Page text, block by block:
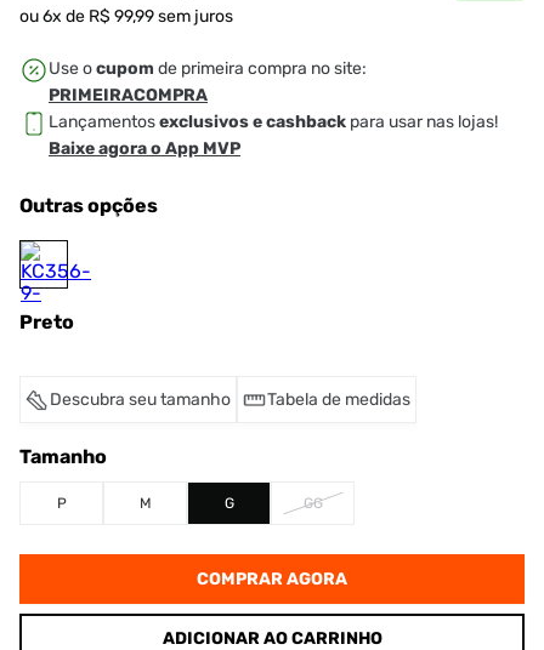
ou6x de R$ 99,99sem juros
Use ocupom de primeira compra no site:
PRIMEIRACOMPRA
Lançamentosexclusivos e cashback para usar nas lojas!
Baixe agora o App MVP
Outras opções
Preto
Descubra seu tamanho Tabela de medidas
Tamanho
P M G GG
COMPRAR AGORA
ADICIONAR AO CARRINHO